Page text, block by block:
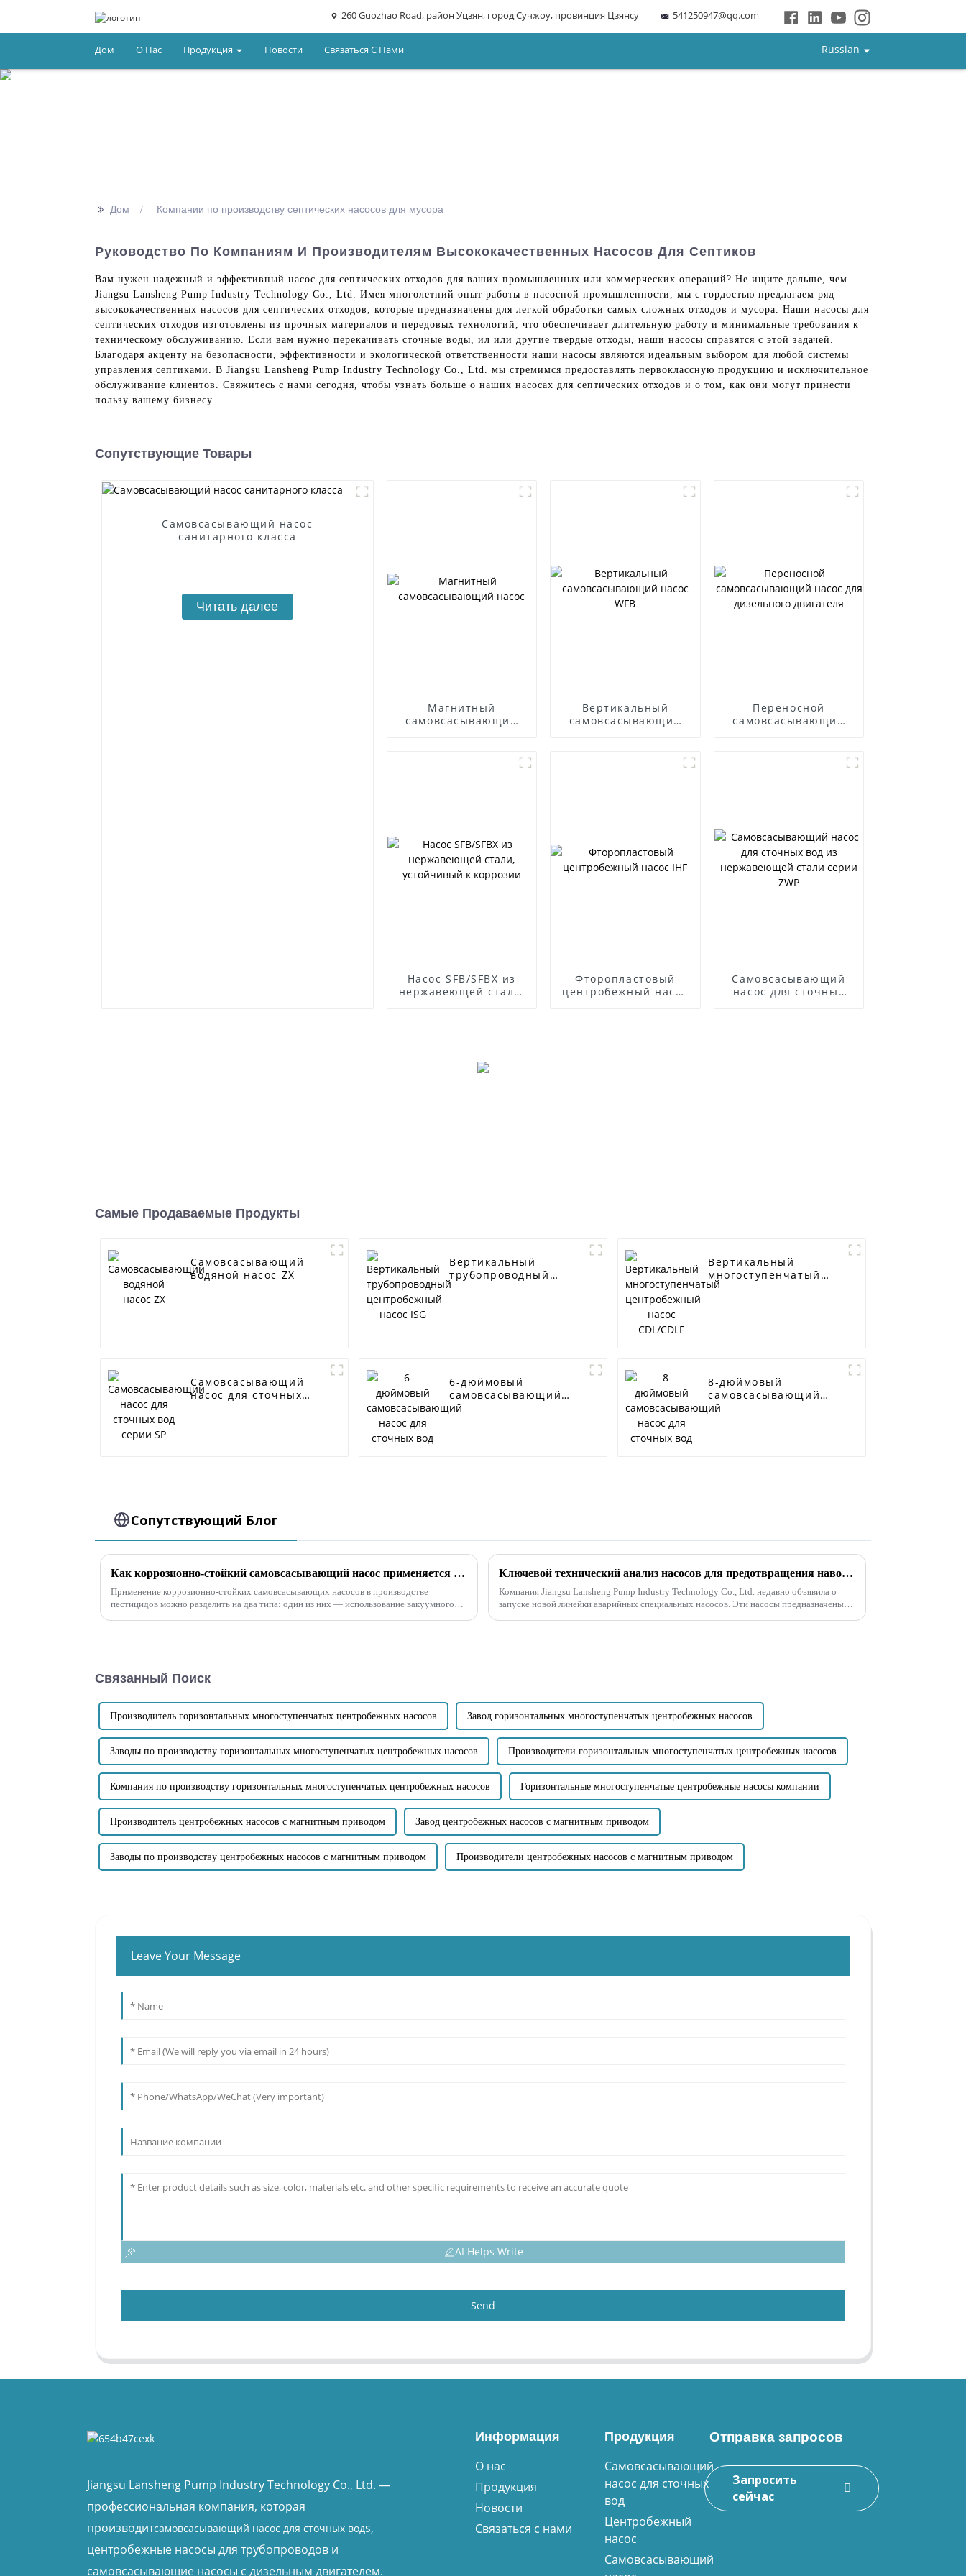
260 Guozhao Road, район Уцзян, город Сучжоу, провинция Цзянсу 541250947@qq.com
Дом О Нас Продукция Новости Связаться С Нами Russian
>> Дом Компании по производству септических насосов для мусора
Руководство По Компаниям И Производителям Высококачественных Насосов Для Септиков
Вам нужен надежный и эффективный насос для септических отходов для ваших промышленных или коммерческих операций? Не ищите дальше, чем
Jiangsu Lansheng Pump Industry Technology Co., Ltd. Имея многолетний опыт работы в насосной промышленности, мы с гордостью предлагаем ряд
высококачественных насосов для септических отходов, которые предназначены для легкой обработки самых сложных отходов и мусора. Наши насосы для
септических отходов изготовлены из прочных материалов и передовых технологий, что обеспечивает длительную работу и минимальные требования к
техническому обслуживанию. Если вам нужно перекачивать сточные воды, ил или другие твердые отходы, наши насосы справятся с этой задачей.
Благодаря акценту на безопасности, эффективности и экологической ответственности наши насосы являются идеальным выбором для любой системы
управления септиками. В Jiangsu Lansheng Pump Industry Technology Co., Ltd. мы стремимся предоставлять первоклассную продукцию и исключительное
обслуживание клиентов. Свяжитесь с нами сегодня, чтобы узнать больше о наших насосах для септических отходов и о том, как они могут принести
пользу вашему бизнесу.
Сопутствующие Товары
Самовсасывающий насос
санитарного класса
Читать далее
Магнитный
самовсасывающий
Вертикальный
самовсасывающий
Переносной
самовсасывающий
Насос SFB/SFBX из
нержавеющей стали,
Фторопластовый
центробежный насос
Самовсасывающий
насос для сточных
Самые Продаваемые Продукты
Самовсасывающий
водяной насос ZX
Вертикальный
трубопроводный
центробежный насос
Вертикальный
многоступенчатый
центробежный насос
Самовсасывающий
насос для сточных
6-дюймовый
самовсасывающий
насос для сточных
8-дюймовый
самовсасывающий
насос для сточных
Сопутствующий Блог
Как коррозионно-стойкий самовсасывающий насос применяется для пестицидов?
Применение коррозионно-стойких самовсасывающих насосов в производстве
пестицидов можно разделить на два типа: один из них — использование вакуумного
Ключевой технический анализ насосов для предотвращения наводнений и аварийных ситуаций
Компания Jiangsu Lansheng Pump Industry Technology Co., Ltd. недавно объявила о
запуске новой линейки аварийных специальных насосов. Эти насосы предназначены
Связанный Поиск
Производитель горизонтальных многоступенчатых центробежных насосов Завод горизонтальных многоступенчатых центробежных насосов
Заводы по производству горизонтальных многоступенчатых центробежных насосов Производители горизонтальных многоступенчатых центробежных насосов
Компания по производству горизонтальных многоступенчатых центробежных насосов Горизонтальные многоступенчатые центробежные насосы компании
Производитель центробежных насосов с магнитным приводом Завод центробежных насосов с магнитным приводом
Заводы по производству центробежных насосов с магнитным приводом Производители центробежных насосов с магнитным приводом
Leave Your Message
AI Helps Write
Send
Jiangsu Lansheng Pump Industry Technology Co., Ltd. —
профессиональная компания, которая
производитсамовсасывающий насос для сточных водs,
центробежные насосы для трубопроводов и
самовсасывающие насосы с дизельным двигателем.
Информация
О нас
Продукция
Новости
Связаться с нами
Продукция
Самовсасывающий
насос для сточных
вод
Центробежный
насос
Самовсасывающий
Отправка запросов
Запросить
сейчас